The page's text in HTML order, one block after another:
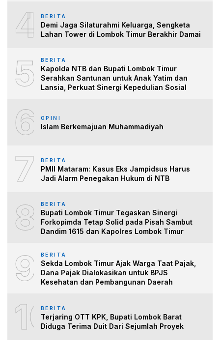
4 BERITA
Demi Jaga Silaturahmi Keluarga, Sengketa
Lahan Tower di Lombok Timur Berakhir Damai
5 BERITA
Kapolda NTB dan Bupati Lombok Timur
Serahkan Santunan untuk Anak Yatim dan
Lansia, Perkuat Sinergi Kepedulian Sosial
6 OPINI
Islam Berkemajuan Muhammadiyah
7 BERITA
PMII Mataram: Kasus Eks Jampidsus Harus
Jadi Alarm Penegakan Hukum di NTB
8 BERITA
Bupati Lombok Timur Tegaskan Sinergi
Forkopimda Tetap Solid pada Pisah Sambut
Dandim 1615 dan Kapolres Lombok Timur
9 BERITA
Sekda Lombok Timur Ajak Warga Taat Pajak,
Dana Pajak Dialokasikan untuk BPJS
Kesehatan dan Pembangunan Daerah
10BERITA
Terjaring OTT KPK, Bupati Lombok Barat
Diduga Terima Duit Dari Sejumlah Proyek